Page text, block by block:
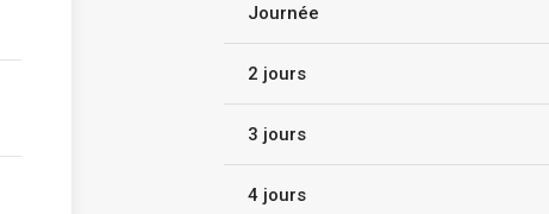
Journée
2 jours
3 jours
4 jours